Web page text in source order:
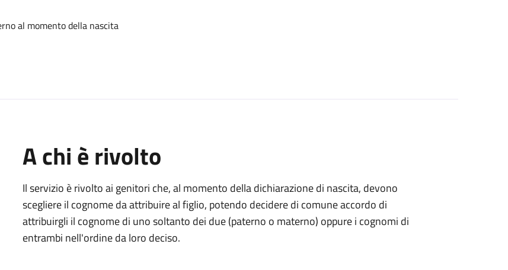
al momento della nascita
A chi è rivolto
Il servizio è rivolto ai genitori che, al momento della dichiarazione di nascita, devono
scegliere il cognome da attribuire al figlio, potendo decidere di comune accordo di
attribuirgli il cognome di uno soltanto dei due (paterno o materno) oppure i cognomi di
entrambi nell'ordine da loro deciso.